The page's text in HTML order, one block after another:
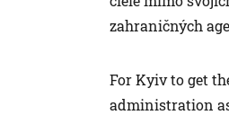
zahraničných
For Kyiv to get
administration